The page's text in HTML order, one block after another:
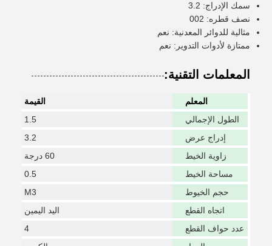
سمك الإدراج: 3.2
نصف قطره: 002
مثالية للدوائر المعدنية: نعم
ممتازة لأدوات التدوير: نعم
المعلمات التقنية:
المعلم
القيمة
الطول الإجمالي
1.5
إدراج عرض
3.2
زاوية الخيط
60 درجة
مساحة الخيط
0.5
حجم الخيوط
M3
اتجاه القطع
اليد اليمين
عدد حواف القطع
4